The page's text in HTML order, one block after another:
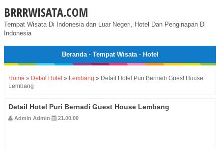
BRRRWISATA.COM
Tempat Wisata Di Indonesia dan Luar Negeri, Hotel Dan Penginapan Di
Indonesia
Beranda· Tempat Wisata· Hotel
Home » Detail Hotel » Lembang » Detail Hotel Puri Bernadi Guest House
Lembang
Detail Hotel Puri Bernadi Guest House Lembang
Admin Admin 21.00.00